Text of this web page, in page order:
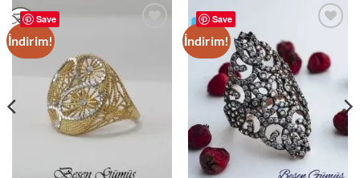
Save
İndirim!
Save
İndirim!
wishlist